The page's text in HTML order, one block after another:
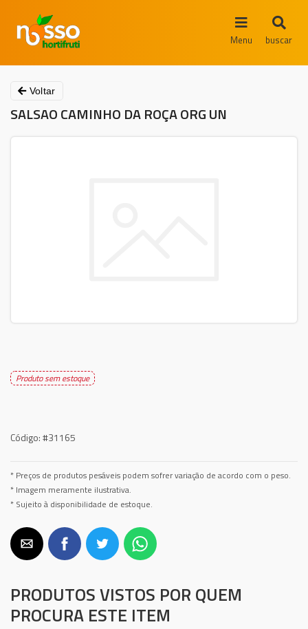
Menu buscar
Voltar
SALSAO CAMINHO DA ROÇA ORG UN
Produto sem estoque
Código:#31165
* Preços de produtos pesáveis podem sofrer variação de acordo com o peso.
* Imagem meramente ilustrativa.
* Sujeito à disponibilidade de estoque.
PRODUTOS VISTOS POR QUEM
PROCURA ESTE ITEM